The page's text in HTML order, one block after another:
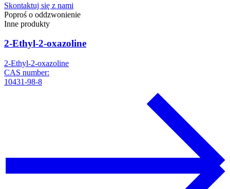
Skontaktuj się z nami
Poproś o oddzwonienie
Inne produkty
2-Ethyl-2-oxazoline
2-Ethyl-2-oxazoline
CAS number:
10431-98-8